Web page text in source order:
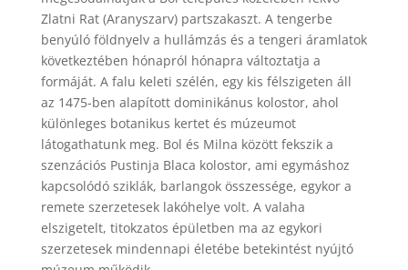
Zlatni Rat (Aranyszarv) partszakaszt. A tengerbe
benyúló földnyelv a hullámzás és a tengeri áramlatok
következtében hónapról hónapra változtatja a
formáját. A falu keleti szélén, egy kis félszigeten áll
az 1475-ben alapított dominikánus kolostor, ahol
különleges botanikus kertet és múzeumot
látogathatunk meg. Bol és Milna között fekszik a
szenzációs Pustinja Blaca kolostor, ami egymáshoz
kapcsolódó sziklák, barlangok összessége, egykor a
remete szerzetesek lakóhelye volt. A valaha
elszigetelt, titokzatos épületben ma az egykori
szerzetesek mindennapi életébe betekintést nyújtó